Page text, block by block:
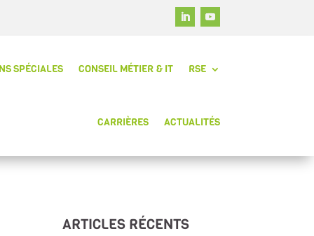
SPÉCIALES CONSEIL MÉTIER & IT RSE
CARRIÈRES ACTUALITÉS
ARTICLES RÉCENTS